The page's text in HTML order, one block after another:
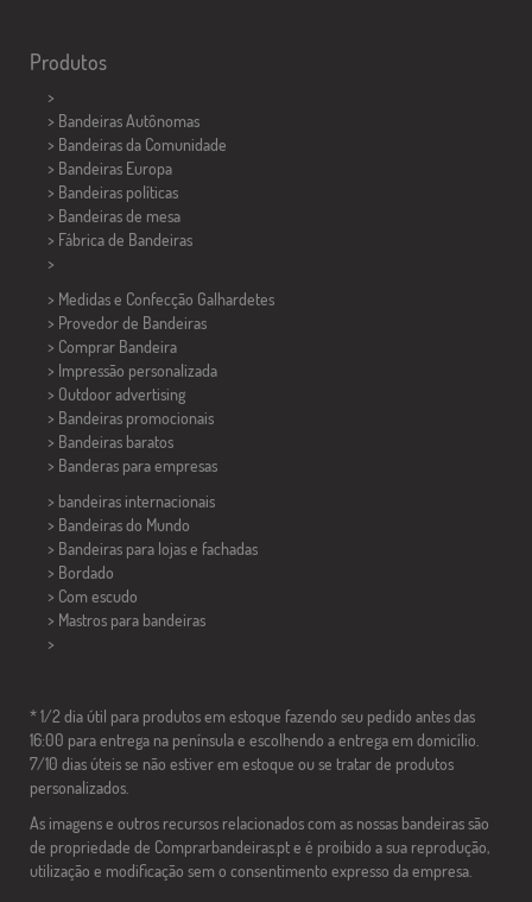
Produtos
>
> Bandeiras Autônomas
> Bandeiras da Comunidade
> Bandeiras Europa
> Bandeiras políticas
> Bandeiras de mesa
> Fábrica de Bandeiras
>
> Medidas e Confecção Galhardetes
> Provedor de Bandeiras
> Comprar Bandeira
> Impressão personalizada
> Outdoor advertising
> Bandeiras promocionais
> Bandeiras baratos
> Banderas para empresas
> bandeiras internacionais
> Bandeiras do Mundo
> Bandeiras para lojas e fachadas
> Bordado
> Com escudo
> Mastros para bandeiras
>
* 1/2 dia útil para produtos em estoque fazendo seu pedido antes das
16:00 para entrega na península e escolhendo a entrega em domicílio.
7/10 dias úteis se não estiver em estoque ou se tratar de produtos
personalizados.
As imagens e outros recursos relacionados com as nossas bandeiras são
de propriedade de Comprarbandeiras.pt e é proibido a sua reprodução,
utilização e modificação sem o consentimento expresso da empresa.